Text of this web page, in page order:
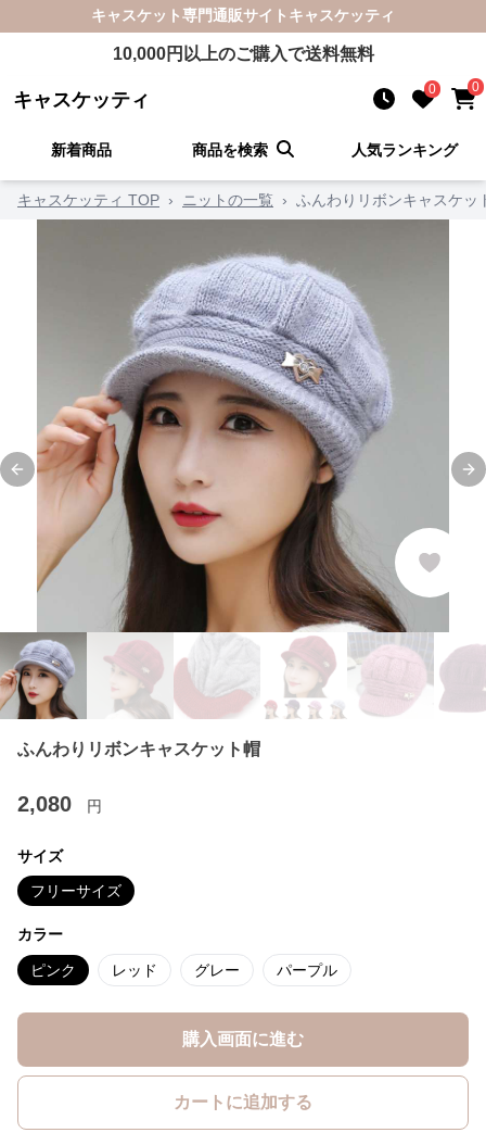
キャスケット専門通販サイト キャスケッティ
10,000円以上のご購入で送料無料
キャスケッティ 0 0
新着商品 商品を検索 人気ランキング
キャスケッティ TOP › ニットの一覧 › ふんわりリボンキャスケッ
Previous slide
ふんわりリボンキャスケット帽
2,080 円
サイズ
フリーサイズ
カラー
ピンク レッド グレー パープル
購入画面に進む
カートに追加する